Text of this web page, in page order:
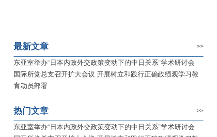
最新文章 >>
东亚室举办“日本内政外交政策变动下的中日关系”学术研讨会
国际所党总支召开扩大会议 开展树立和践行正确政绩观学习教
育动员部署
热门文章 >>
东亚室举办“日本内政外交政策变动下的中日关系”学术研讨会